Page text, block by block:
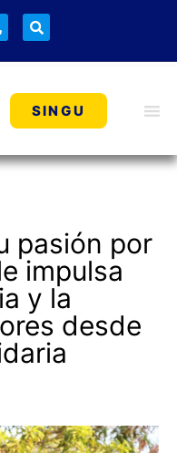
SINGU
pasión por
impulsa
y la
desde